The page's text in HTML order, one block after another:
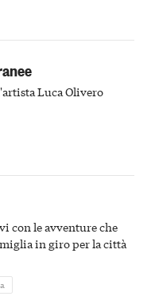
Luca Olivero
con le avventure che
in giro per la città